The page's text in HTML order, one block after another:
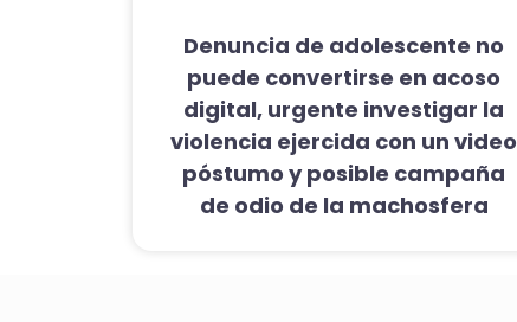
Denuncia de adolescente no
puede convertirse en acoso
digital, urgente investigar la
violencia ejercida con un video
póstumo y posible campaña
de odio de la machosfera